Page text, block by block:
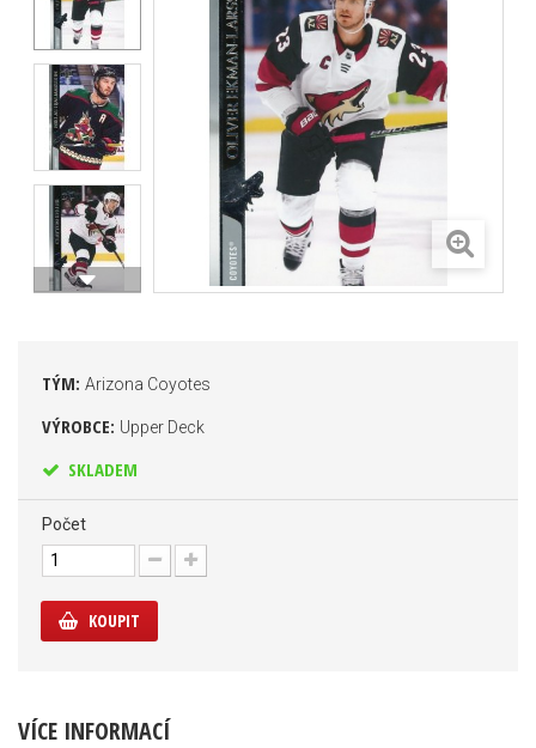
TÝM: Arizona Coyotes
VÝROBCE: Upper Deck
SKLADEM
Počet
KOUPIT
VÍCE INFORMACÍ